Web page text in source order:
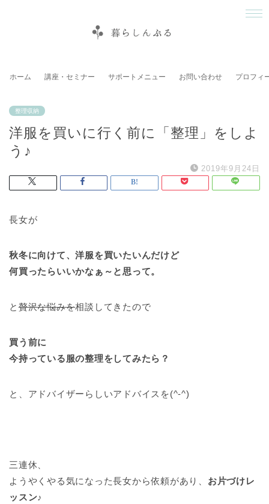
ホーム 講座・セミナー サポートメニュー お問い合わせ プロフィ
整理収納
洋服を買いに行く前に「整理」をしよ
う♪
2019年9月24日
長女が
秋冬に向けて、洋服を買いたいんだけど
何買ったらいいかなぁ～と思って。
と贅沢な悩みを相談してきたので
買う前に
今持っている服の整理をしてみたら？
と、アドバイザーらしいアドバイスを(^-^)
三連休、
ようやくやる気になった長女から依頼があり、 お片づけレ
ッスン♪